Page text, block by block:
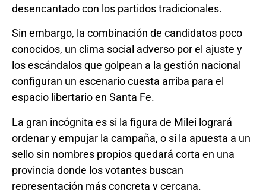
desencantado con los partidos tradicionales.
Sin embargo, la combinación de candidatos poco
conocidos, un clima social adverso por el ajuste y
los escándalos que golpean a la gestión nacional
configuran un escenario cuesta arriba para el
espacio libertario en Santa Fe.
La gran incógnita es si la figura de Milei logrará
ordenar y empujar la campaña, o si la apuesta a un
sello sin nombres propios quedará corta en una
provincia donde los votantes buscan
representación más concreta y cercana.